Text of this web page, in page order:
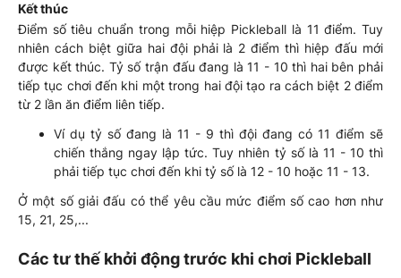
Kết thúc
Điểm số tiêu chuẩn trong mỗi hiệp Pickleball là 11 điểm. Tuy
nhiên cách biệt giữa hai đội phải là 2 điểm thì hiệp đấu mới
được kết thúc. Tỷ số trận đấu đang là 11 - 10 thì hai bên phải
tiếp tục chơi đến khi một trong hai đội tạo ra cách biệt 2 điểm
từ 2 lần ăn điểm liên tiếp.
Ví dụ tỷ số đang là 11 - 9 thì đội đang có 11 điểm sẽ
chiến thắng ngay lập tức. Tuy nhiên tỷ số là 11 - 10 thì
phải tiếp tục chơi đến khi tỷ số là 12 - 10 hoặc 11 - 13.
Ở một số giải đấu có thể yêu cầu mức điểm số cao hơn như
15, 21, 25,...
Các tư thế khởi động trước khi chơi Pickleball